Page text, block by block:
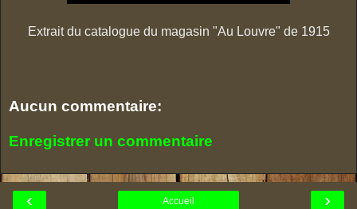
Extrait du catalogue du magasin "Au Louvre" de 1915
Aucun commentaire:
Enregistrer un commentaire
‹ ›
Accueil